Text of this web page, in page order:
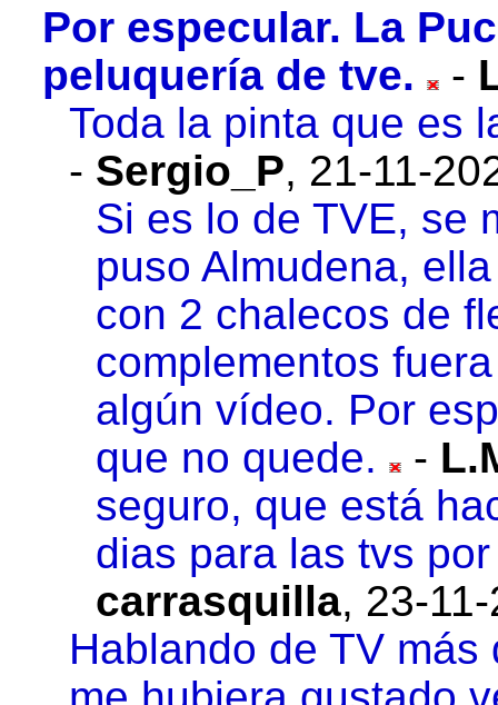
Por especular. La
peluquería de tve.
-
Toda la pinta que es
- Sergio_P, 21-11-
Si es lo de TVE, se
puso Almudena,
con 2 chalecos de
complementos
algún vídeo. Por
que no quede.
-
seguro, que está
dias para las tvs
carrasquilla, 23-
Hablando de TV